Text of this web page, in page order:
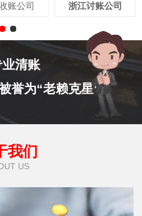
账公司 浙江讨账公司
清账
誉为“老赖克星”
我们
US